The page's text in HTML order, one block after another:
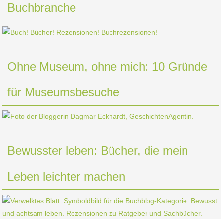
Buchbranche
Ohne Museum, ohne mich: 10 Gründe
für Museumsbesuche
Bewusster leben: Bücher, die mein
Leben leichter machen